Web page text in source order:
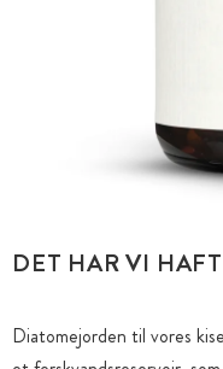
DET HAR VI
Diatomejorden til vores